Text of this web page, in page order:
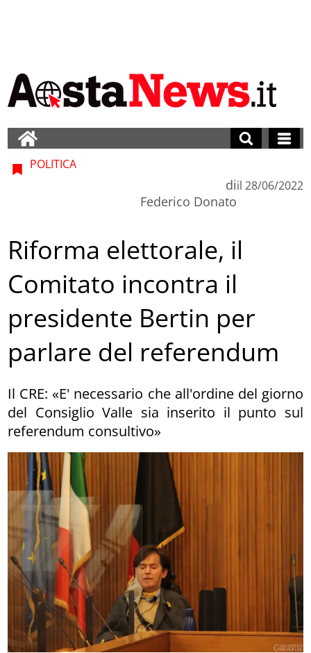
POLITICA
di
Federico Donato
il 28/06/2022
Riforma elettorale, il
Comitato incontra il
presidente Bertin per
parlare del referendum
Il CRE: «E' necessario che all'ordine del giorno
del Consiglio Valle sia inserito il punto sul
referendum consultivo»